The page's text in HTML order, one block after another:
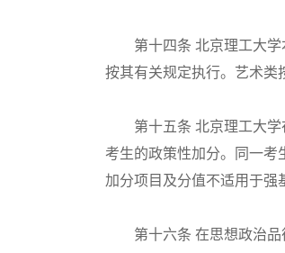
第十四条 北京理工大学
按其有关规定执行。艺术类
第十五条 北京理工大学
考生的政策性加分。同一考
加分项目及分值不适用于强
第十六条 在思想政治品